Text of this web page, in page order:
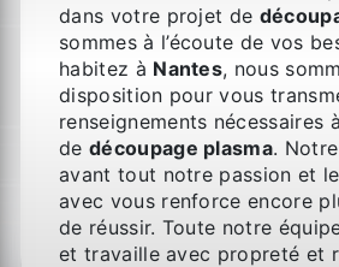
dans votre projet de
sommes à l’écoute de vos
habitez à Nantes, nous
disposition pour vous
renseignements nécessaires
de découpage plasma.
avant tout notre passion et
avec vous renforce encore
de réussir. Toute notre
et travaille avec propreté et